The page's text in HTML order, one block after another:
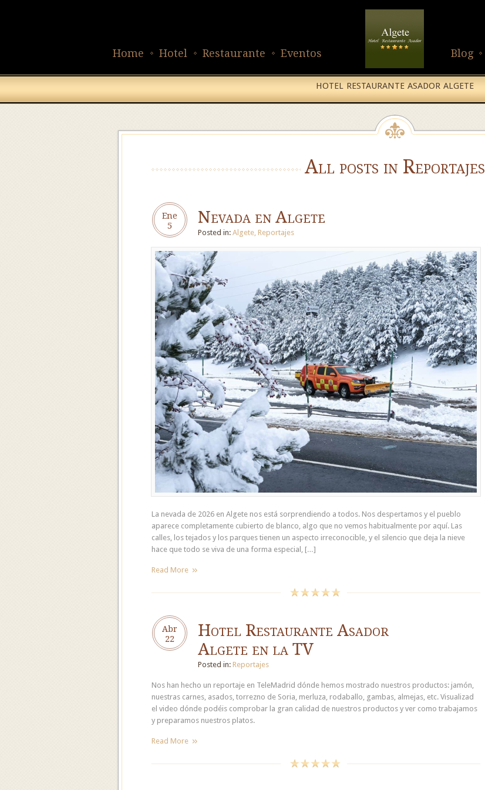
Home Hotel Restaurante Eventos Blog
HOTEL RESTAURANTE ASADOR ALGETE
All posts in Reportajes
Ene
5 Nevada en Algete
Posted in: Algete, Reportajes
La nevada de 2026 en Algete nos está sorprendiendo a todos. Nos despertamos y el pueblo
aparece completamente cubierto de blanco, algo que no vemos habitualmente por aquí. Las
calles, los tejados y los parques tienen un aspecto irreconocible, y el silencio que deja la nieve
hace que todo se viva de una forma especial, […]
Read More
Abr
22
Hotel Restaurante Asador
Algete en la TV
Posted in: Reportajes
Nos han hecho un reportaje en TeleMadrid dónde hemos mostrado nuestros productos: jamón,
nuestras carnes, asados, torrezno de Soria, merluza, rodaballo, gambas, almejas, etc. Visualizad
el video dónde podéis comprobar la gran calidad de nuestros productos y ver como trabajamos
y preparamos nuestros platos.
Read More